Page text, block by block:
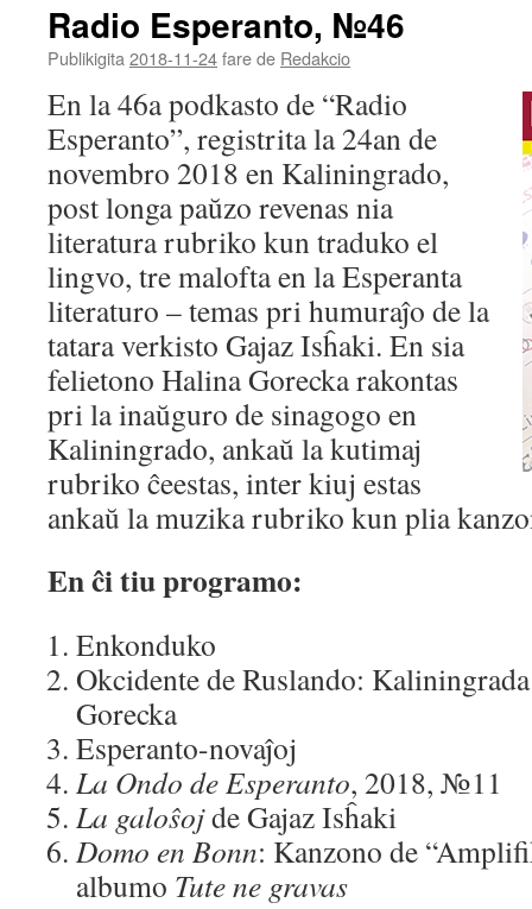
Radio Esperanto, №46
Publikigita 2018-11-24fare de Redakcio
En la 46a podkasto de “Radio
Esperanto”, registrita la 24an de
novembro 2018 en Kaliningrado,
post longa paŭzo revenas nia
literatura rubriko kun traduko el
lingvo, tre malofta en la Esperanta
literaturo – temas pri humuraĵo de la
tatara verkisto Gajaz Isĥaki. En sia
felietono Halina Gorecka rakontas
pri la inaŭguro de sinagogo en
Kaliningrado, ankaŭ la kutimaj
rubriko ĉeestas, inter kiuj estas
ankaŭ la muzika rubriko kun plia
En ĉi tiu programo:
Enkonduko
Okcidente de Ruslando:
Gorecka
Esperanto-novaĵoj
La Ondo de Esperanto, 2018, №11
La galoŝojde Gajaz Isĥaki
Domo en Bonn: Kanzono de
albumo Tute ne gravas